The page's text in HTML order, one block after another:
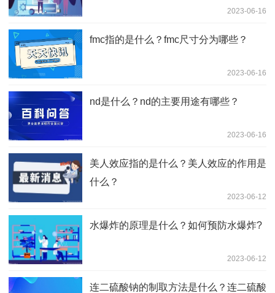
2023-06-16
fmc指的是什么？fmc尺寸分为哪些？
2023-06-16
nd是什么？nd的主要用途有哪些？
2023-06-16
美人效应指的是什么？美人效应的作用是
什么？
2023-06-12
水爆炸的原理是什么？如何预防水爆炸?
2023-06-12
连二硫酸钠的制取方法是什么？连二硫酸